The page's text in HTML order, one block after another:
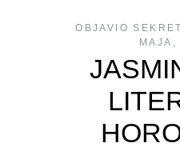
OBJAVIO
MAJA,